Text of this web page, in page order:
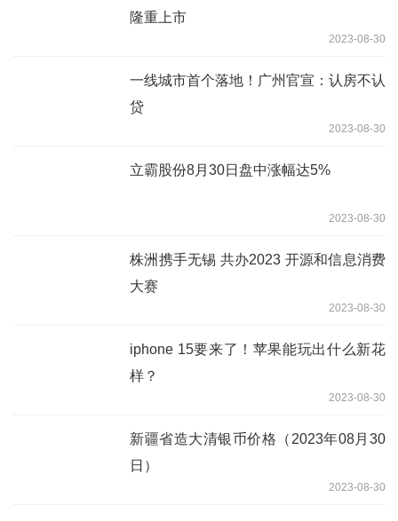
隆重上市
2023-08-30
一线城市首个落地！广州官宣：认房不认
贷
2023-08-30
立霸股份8月30日盘中涨幅达5%
2023-08-30
株洲携手无锡 共办2023 开源和信息消费
大赛
2023-08-30
iphone 15要来了！苹果能玩出什么新花
样？
2023-08-30
新疆省造大清银币价格（2023年08月30
日）
2023-08-30